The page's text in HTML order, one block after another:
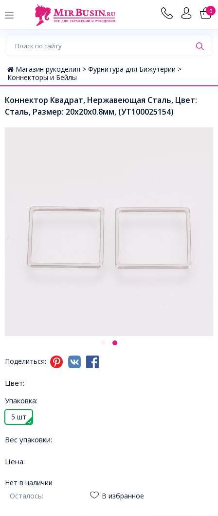
0
Магазин рукоделия > Фурнитура для Бижутерии >
Коннекторы и Бейлы
Коннектор Квадрат, Нержавеющая Сталь, Цвет:
Сталь, Размер: 20х20x0.8мм, (УТ100025154)
Поделиться:
Цвет:
Упаковка:
5 шт
Вес упаковки:
Цена:
Нет в наличии
Осталось:
В избранное